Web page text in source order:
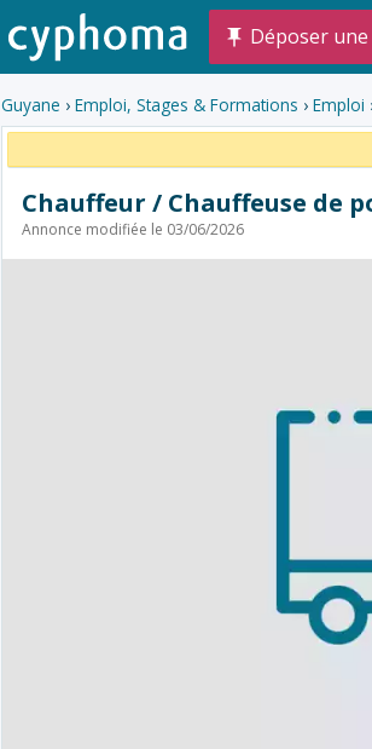
Déposer
Guyane › Emploi, Stages & Formations › Emploi
Chauffeur / Chauffeuse de
Annonce modifiée le 03/06/2026